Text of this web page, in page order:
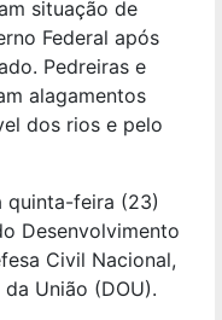
situação de
Federal após
Pedreiras e
alagamentos
dos rios e pelo
quinta-feira (23)
Desenvolvimento
Civil Nacional,
União (DOU).